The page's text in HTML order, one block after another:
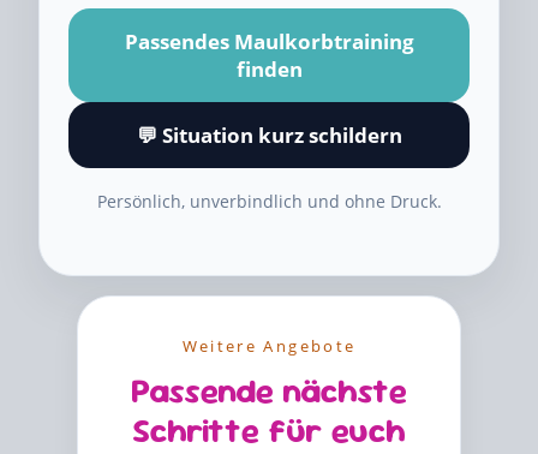
Passendes Maulkorbtraining
finden
💬 Situation kurz schildern
Persönlich, unverbindlich und ohne Druck.
Weitere Angebote
Passende nächste
Schritte für euch